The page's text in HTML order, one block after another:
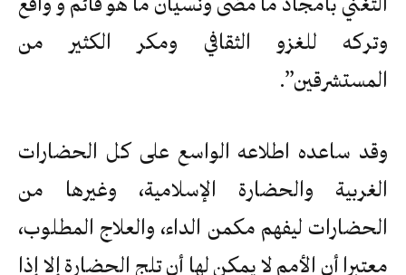
وتركه للغزو الثقافي ومكر الكثير من
المستشرقين”.
وقد ساعده اطلاعه الواسع على كل الحضارات
الغربية والحضارة الإسلامية، وغيرها من
الحضارات ليفهم مكمن الداء، والعلاج المطلوب،
معتبرا أن الأمم لا يمكن لها أن تلج الحضارة إلا إذا